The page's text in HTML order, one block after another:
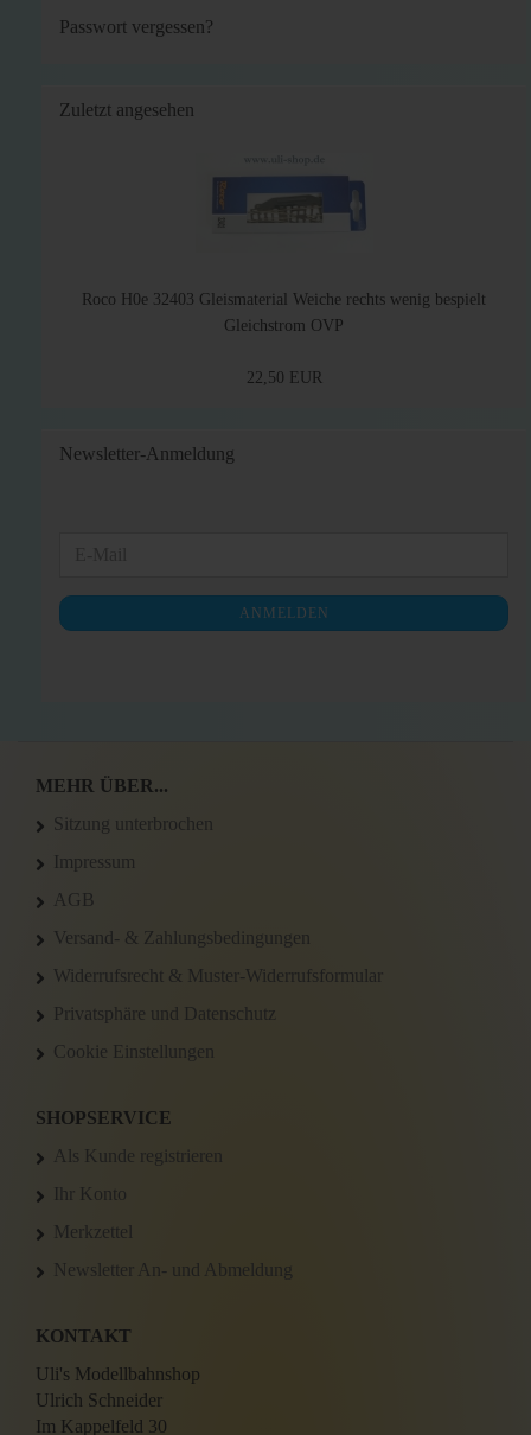
Passwort vergessen?
Zuletzt angesehen
Roco H0e 32403 Gleismaterial Weiche rechts wenig bespielt
Gleichstrom OVP
22,50 EUR
Newsletter-Anmeldung
NEWSLETTER-
ANMELDUNG
ANMELDEN
MEHR ÜBER...
Sitzung unterbrochen
Impressum
AGB
Versand- & Zahlungsbedingungen
Widerrufsrecht & Muster-Widerrufsformular
Privatsphäre und Datenschutz
Cookie Einstellungen
SHOPSERVICE
Als Kunde registrieren
Ihr Konto
Merkzettel
Newsletter An- und Abmeldung
KONTAKT
Uli's Modellbahnshop
Ulrich Schneider
Im Kappelfeld 30